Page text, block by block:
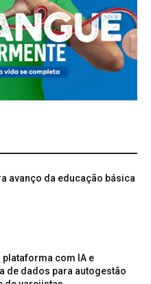
avanço da educação básica
plataforma com IA e
de dados para autogestão